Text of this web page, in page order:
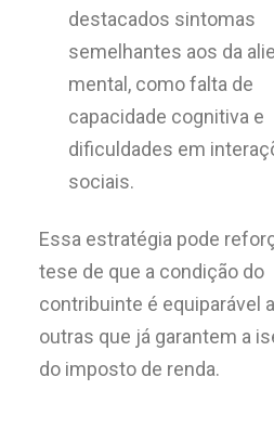
destacados sintomas
semelhantes aos da
mental, como falta de
capacidade cognitiva e
dificuldades em
sociais.
Essa estratégia pode
tese de que a condição do
contribuinte é equiparável a
outras que já garantem a
do imposto de renda.